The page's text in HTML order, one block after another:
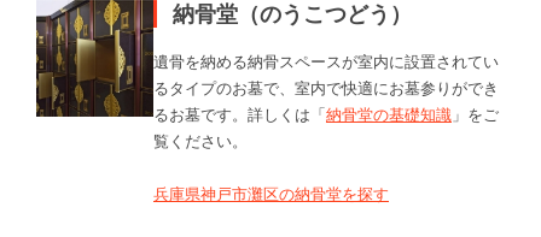
納骨堂（のうこつどう）
遺骨を納める納骨スペースが室内に設置されてい
るタイプのお墓で、室内で快適にお墓参りができ
るお墓です。詳しくは「納骨堂の基礎知識 」をご
覧ください。
兵庫県神戸市灘区の納骨堂を探す